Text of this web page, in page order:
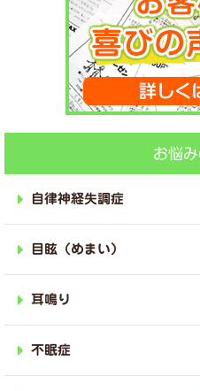
お悩
自律神経失調症
目眩（めまい）
耳鳴り
不眠症